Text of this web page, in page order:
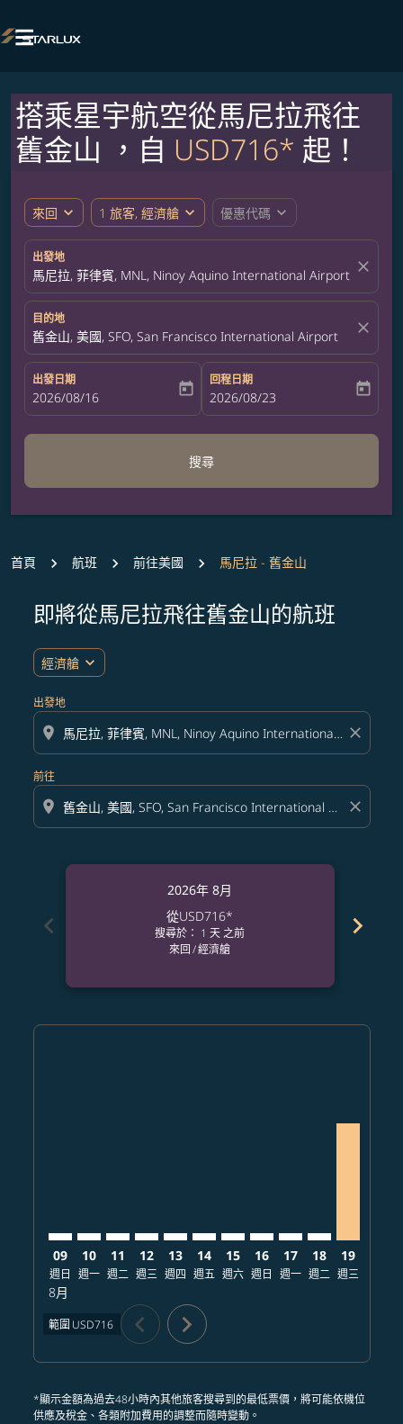

搭乘星宇航空從馬尼拉飛往
舊金山 ，自 USD716* 起！
來回 expand_more 1 旅客, 經濟艙 expand_more 優惠代碼 expand_more
出發地
馬尼拉, 菲律賓, MNL, Ninoy Aquino International Airport close
目的地
舊金山, 美國, SFO, San Francisco International Airport close
出發日期
fc-booking-departure-date-aria-label
2026/08/16 today
回程日期
fc-booking-return-date-aria-label
2026/08/23 today
搜尋
首頁 航班 前往美國 馬尼拉 - 舊金山
即將從馬尼拉飛往舊金山的航班
經濟艙 expand_more
出發地
location_on close
前往
location_on close
chevron_left
2026年 8月
從USD716*
搜尋於： 1 天 之前
來回/經濟艙
chevron_right
09
週日
8月
10
週一
11
週二
12
週三
13
週四
14
週五
15
週六
16
週日
17
週一
18
週二
19
週三
範圍 USD716 chevron_left chevron_right
*顯示金額為過去48小時內其他旅客搜尋到的最低票價，將可能依機位
供應及稅金、各類附加費用的調整而隨時變動。